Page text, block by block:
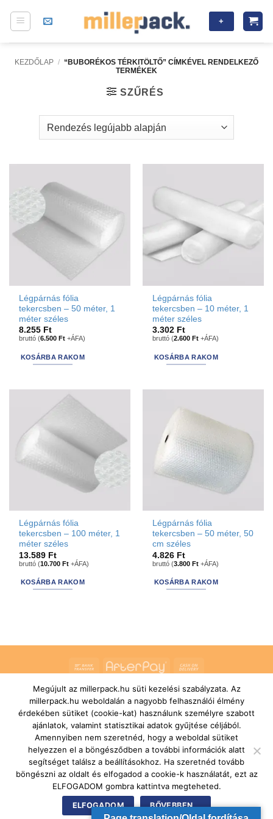
+
KEZDŐLAP / “BUBORÉKOS TÉRKITÖLTŐ” CÍMKÉVEL RENDELKEZŐ
TERMÉKEK
SZŰRÉS
Légpárnás fólia
tekercsben – 50 méter, 1
méter széles
8.255 Ft
bruttó (6.500Ft +ÁFA)
KOSÁRBA RAKOM
Légpárnás fólia
tekercsben – 10 méter, 1
méter széles
3.302 Ft
bruttó (2.600Ft +ÁFA)
KOSÁRBA RAKOM
Légpárnás fólia
tekercsben – 100 méter, 1
méter széles
13.589 Ft
bruttó (10.700Ft +ÁFA)
KOSÁRBA RAKOM
Légpárnás fólia
tekercsben – 50 méter, 50
cm széles
4.826 Ft
bruttó (3.800Ft +ÁFA)
KOSÁRBA RAKOM
Bank
AfterPay
Delivery
RÓLUNK
ÁLTALÁNOS SZERZŐDÉSI FELTÉTELEK
SZÁLLÍTÁSI ÉS FIZETÉSI FELTÉTELEK
JOGI NYILATKOZAT
IMPRESSZUM
KAPCSOLAT
ÜGYFÉLSZOLGÁLAT
FELIRATKOZÁS HÍRLEVÉLRE
Copyright 2026 © MILLERPACK.HUPowered byPrintroom Bt. -
Hungary
Megújult az millerpack.hu süti kezelési szabályzata. Az
millerpack.hu weboldalán a nagyobb felhasználói élmény
érdekében sütiket (cookie-kat) használunk személyre szabott
ajánlatok, valamint statisztikai adatok gyűjtése céljából.
Amennyiben nem szeretnéd, hogy a weboldal sütiket
helyezzen el a böngésződben a további információk alatt
segítséget találsz a beállításokhoz. Ha szeretnéd tovább
böngészni az oldalt és elfogadod a cookie-k használatát, ezt az
ELFOGADOM gombra kattintva megteheted.
ELFOGADOM BŐVEBBEN...